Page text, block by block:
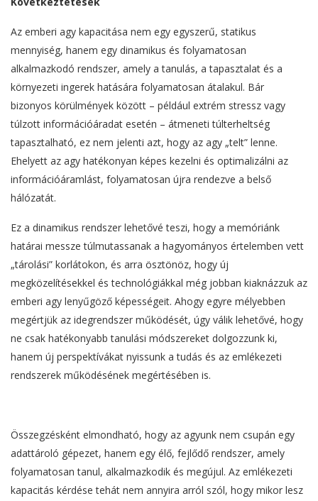
Az emberi agy kapacitása nem egy egyszerű, statikus
mennyiség, hanem egy dinamikus és folyamatosan
alkalmazkodó rendszer, amely a tanulás, a tapasztalat és a
környezeti ingerek hatására folyamatosan átalakul. Bár
bizonyos körülmények között – például extrém stressz vagy
túlzott információáradat esetén – átmeneti túlterheltség
tapasztalható, ez nem jelenti azt, hogy az agy „telt” lenne.
Ehelyett az agy hatékonyan képes kezelni és optimalizálni az
információáramlást, folyamatosan újra rendezve a belső
hálózatát.
Ez a dinamikus rendszer lehetővé teszi, hogy a memóriánk
határai messze túlmutassanak a hagyományos értelemben vett
„tárolási” korlátokon, és arra ösztönöz, hogy új
megközelítésekkel és technológiákkal még jobban kiaknázzuk az
emberi agy lenyűgöző képességeit. Ahogy egyre mélyebben
megértjük az idegrendszer működését, úgy válik lehetővé, hogy
ne csak hatékonyabb tanulási módszereket dolgozzunk ki,
hanem új perspektívákat nyissunk a tudás és az emlékezeti
rendszerek működésének megértésében is.
Összegzésként elmondható, hogy az agyunk nem csupán egy
adattároló gépezet, hanem egy élő, fejlődő rendszer, amely
folyamatosan tanul, alkalmazkodik és megújul. Az emlékezeti
kapacitás kérdése tehát nem annyira arról szól, hogy mikor lesz